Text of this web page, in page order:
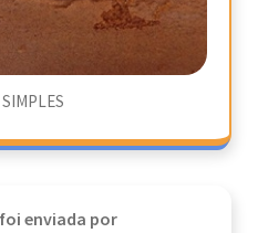
enviada por